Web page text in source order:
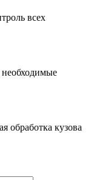
всех
необходимые
обработка кузова